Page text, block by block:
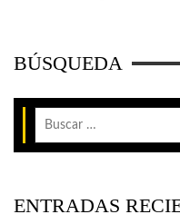
BÚSQUEDA
ENTRADAS